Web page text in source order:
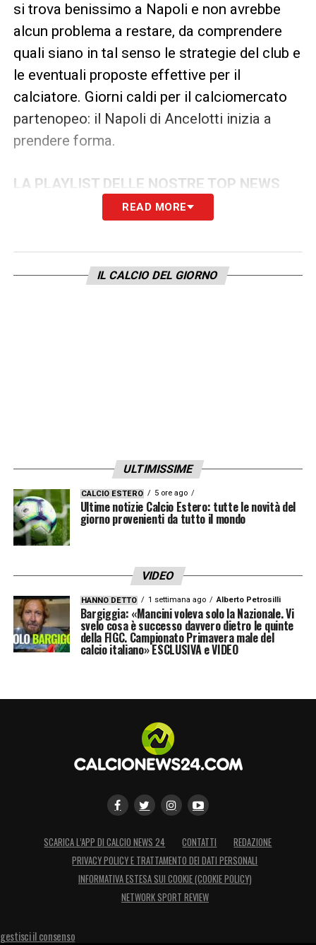
si trova benissimo a Napoli e non avrebbe
alcun problema a restare, da comprendere
quali siano in tal senso le strategie del club e
le eventuali proposte effettive per il
calciatore. Giorni caldi per il calciomercato
partenopeo: il Napoli di Ancelotti inizia a
prendere forma.
LA PLAYLIST DELLE NOSTRE TOP NEWS
READ MORE
IL CALCIO DEL GIORNO
ULTIMISSIME
CALCIO ESTERO 5 ore ago
Ultime notizie Calcio Estero: tutte le novità del
giorno provenienti da tutto il mondo
VIDEO
HANNO DETTO 1 settimana ago Alberto Petrosilli
Bargiggia: «Mancini voleva solo la Nazionale. Vi
svelo cosa è successo davvero dietro le quinte
della FIGC. Campionato Primavera male del
calcio italiano» ESCLUSIVA e VIDEO
SCARICA L’APP DI CALCIO NEWS 24 CONTATTI
REDAZIONE
PRIVACY POLICY E TRATTAMENTO DEI DATI PERSONALI
INFORMATIVA ESTESA SUI COOKIE (COOKIE POLICY)
NETWORK SPORT REVIEW
gestisci il consenso